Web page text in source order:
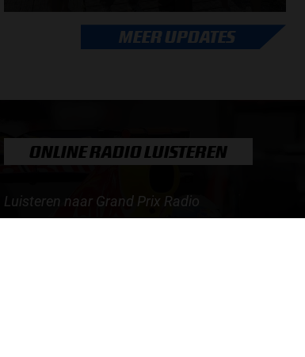
Max Verstappen adviseert Red Bull. Gaat George
Russell weg bij Mercedes? En moet de budgetcap...
MEER UPDATES
ONLINE RADIO LUISTEREN
Luisteren naar Grand Prix Radio